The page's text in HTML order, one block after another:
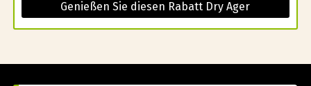
Genießen Sie diesen Rabatt Dry Ager